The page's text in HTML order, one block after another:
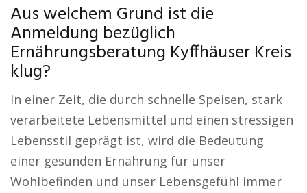
Aus welchem Grund ist die
Anmeldung bezüglich
Ernährungsberatung Kyffhäuser Kreis
klug?
In einer Zeit, die durch schnelle Speisen, stark
verarbeitete Lebensmittel und einen stressigen
Lebensstil geprägt ist, wird die Bedeutung
einer gesunden Ernährung für unser
Wohlbefinden und unser Lebensgefühl immer